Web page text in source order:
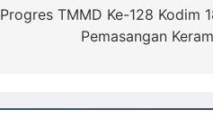
pos
Progres TMMD Ke-128 Kodim
Pemasangan